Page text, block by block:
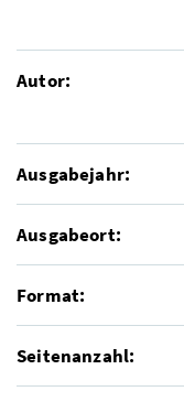
Autor:
Ausgabejahr:
Ausgabeort:
Format:
Seitenanzahl: